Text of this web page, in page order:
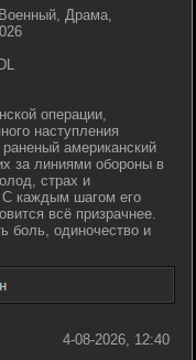
Драма,
операции,
наступления
американский
за линиями обороны в
страх и
С каждым шагом его
всё призрачнее.
боль, одиночество и
4-08-2026, 12:40